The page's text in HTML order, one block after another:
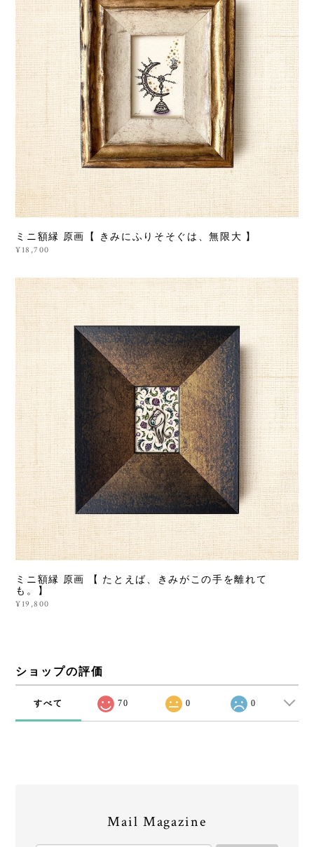
ミニ額縁 原画【 きみにふりそそぐは、無限大 】
¥18,700
ミニ額縁 原画 【 たとえば、きみがこの手を離れて
も。】
¥19,800
ショップの評価
すべて 70 0 0
Mail Magazine